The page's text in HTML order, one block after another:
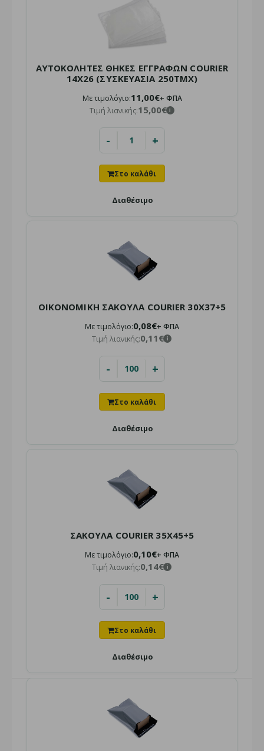
ΑΥΤΟΚΟΛΗΤΕΣ ΘΗΚΕΣ ΕΓΓΡΑΦΩΝ COURIER 14Χ26
Τιμή χονδρικής: 11,00€ + ΦΠΑ
Διαθέσιμο για αποστολή
ή παραλαβή από το κατάστημα
Αυτοκόλλητες Θήκες Εγγράφων (Packing List): Η ιδανική
ΟΙΚΟΝΟΜΙΚΗ ΣΑΚΟΥΛΑ COURIER 30X37+5
Τιμή χονδρικής:0,08€ + ΦΠΑ
ή παραλαβή από το κατάστημα
Φάκελοι Courier (Courier Bags): Η επαγγελματική λύση για
ασφαλείς και γρήγορες αποστολές. Σχεδιασμέν..
ΑΥΤΟΚΟΛΗΤΕΣ ΘΗΚΕΣ ΕΓΓΡΑΦΩΝ COURIER
14Χ26 (ΣΥΣΚΕΥΑΣΙΑ 250ΤΜΧ)
Με τιμολόγιο:11,00€+ ΦΠΑ
Τιμή λιανικής:15,00€ i
- +
Διαθέσιμο
ΟΙΚΟΝΟΜΙΚΗ ΣΑΚΟΥΛΑ COURIER 30X37+5
Με τιμολόγιο:0,08€+ ΦΠΑ
Τιμή λιανικής:0,11€ i
- +
Διαθέσιμο
ΣΑΚΟΥΛΑ COURIER 35X45+5
Με τιμολόγιο:0,10€+ ΦΠΑ
Τιμή λιανικής:0,14€ i
- +
Διαθέσιμο